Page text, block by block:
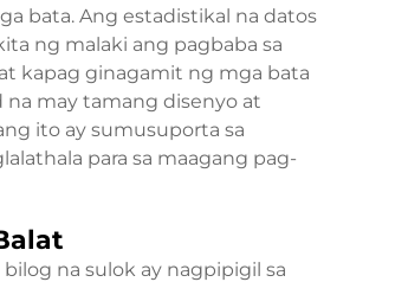
bata. Ang estadistikal na datos
ng malaki ang pagbaba sa
kapag ginagamit ng mga bata
na may tamang disenyo at
ito ay sumusuporta sa
para sa maagang pag-
na sulok ay nagpipigil sa